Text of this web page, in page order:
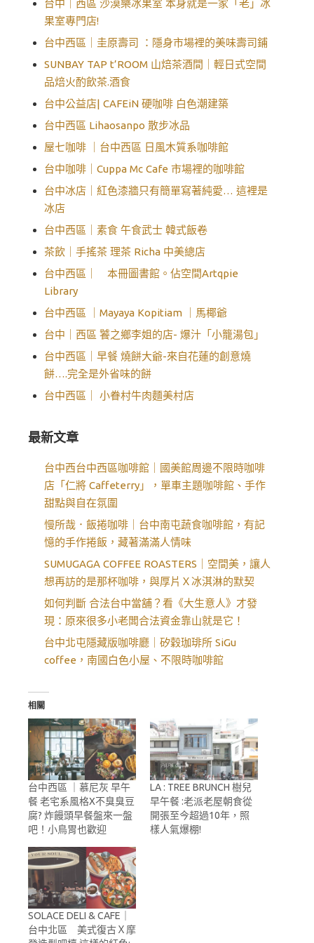
台中｜西區 沙漠樂冰果室 本身就是一家「老」冰
果室專門店!
台中西區｜圭原壽司 ：隱身市場裡的美味壽司鋪
SUNBAY TAP t’ROOM 山焙茶酒間｜輕日式空間
品焙火酌飲茶.酒食
台中公益店| CAFEiN 硬咖啡 白色潮建築
台中西區 Lihaosanpo 散步冰品
屋七咖啡 ｜台中西區 日風木質系咖啡館
台中咖啡｜Cuppa Mc Cafe 市場裡的咖啡館
台中冰店｜紅色漆牆只有簡單寫著純愛… 這裡是
冰店
台中西區｜素食 午食武士 韓式飯卷
茶飲｜手搖茶 理茶 Richa 中美總店
台中西區｜ 本冊圖書館。佔空間Artqpie
Library
台中西區 ｜Mayaya Kopitiam ｜馬椰爺
台中｜西區 饕之鄉李姐的店- 爆汁「小籠湯包」
台中西區｜早餐 燒餅大爺-來自花蓮的創意燒
餅….完全是外省味的餅
台中西區｜ 小眷村牛肉麵美村店
最新文章
台中西台中西區咖啡館｜國美館周邊不限時咖啡
店「仁將 Caffeterry」，單車主題咖啡館、手作
甜點與自在氛圍
慢所哉．飯捲咖啡｜台中南屯蔬食咖啡館，有記
憶的手作捲飯，藏著滿滿人情味
SUMUGAGA COFFEE ROASTERS｜空間美，讓人
想再訪的是那杯咖啡，與厚片Ｘ冰淇淋的默契
如何判斷 合法台中當舖？看《大生意人》才發
現：原來很多小老闆合法資金靠山就是它！
台中北屯隱藏版咖啡廳｜矽穀珈琲所 SiGu
coffee，南國白色小屋、不限時咖啡館
相關
台中西區 ｜慕尼灰 早午
餐 老宅系風格X不臭臭豆
腐? 炸饅頭早餐盤來一盤
吧！小鳥胃也歡迎
LA : TREE BRUNCH 樹兒
早午餐 :老派老屋朝食從
開張至今超過10年，照
樣人氣爆棚!
SOLACE DELI & CAFE｜
台中北區 美式復古Ｘ摩